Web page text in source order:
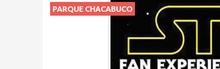
PARQUE CHACABUCO